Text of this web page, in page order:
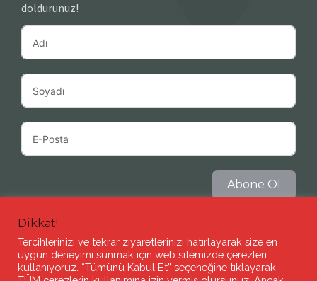
doldurunuz!
Abone Ol
Dikkat!
Tercihlerinizi ve tekrar ziyaretlerinizi hatırlayarak size en
uygun deneyimi sunmak için web sitemizde çerezleri
kullanıyoruz. “Tümünü Kabul Et” seçeneğine tıklayarak